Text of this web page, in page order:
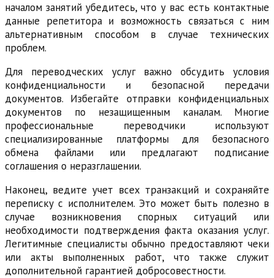
началом занятий убедитесь, что у вас есть контактные
данные репетитора и возможность связаться с ним
альтернативным способом в случае технических
проблем.
Для переводческих услуг важно обсудить условия
конфиденциальности и безопасной передачи
документов. Избегайте отправки конфиденциальных
документов по незащищенным каналам. Многие
профессиональные переводчики используют
специализированные платформы для безопасного
обмена файлами или предлагают подписание
соглашения о неразглашении.
Наконец, ведите учет всех транзакций и сохраняйте
переписку с исполнителем. Это может быть полезно в
случае возникновения спорных ситуаций или
необходимости подтверждения факта оказания услуг.
Легитимные специалисты обычно предоставляют чеки
или акты выполненных работ, что также служит
дополнительной гарантией добросовестности.